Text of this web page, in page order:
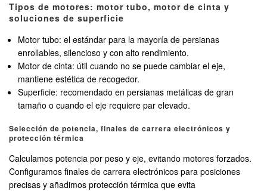
Tipos de motores: motor tubo, motor de cinta y
soluciones de superficie
Motor tubo: el estándar para la mayoría de persianas
enrollables, silencioso y con alto rendimiento.
Motor de cinta: útil cuando no se puede cambiar el eje,
mantiene estética de recogedor.
Superficie: recomendado en persianas metálicas de gran
tamaño o cuando el eje requiere par elevado.
Selección de potencia, finales de carrera electrónicos y
protección térmica
Calculamos potencia por peso y eje, evitando motores forzados.
Configuramos finales de carrera electrónicos para posiciones
precisas y añadimos protección térmica que evita